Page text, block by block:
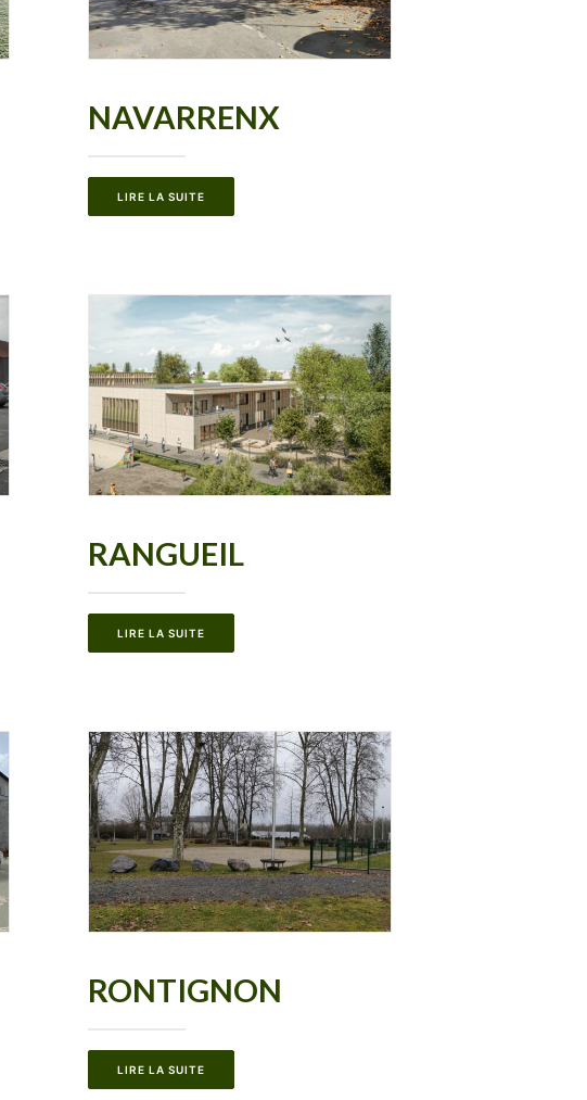
NAVARRENX
LIRE LA SUITE
RANGUEIL
LIRE LA SUITE
RONTIGNON
LIRE LA SUITE